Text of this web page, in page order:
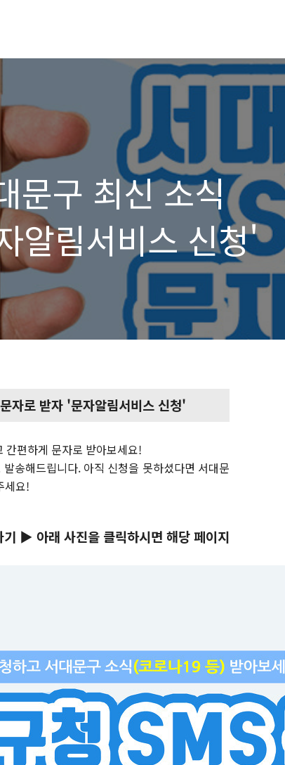
문구 최신 소식
알림서비스 신청'
자로 받자 '문자알림서비스 신청'
간편하게 문자로 받아보세요!
송해드립니다. 아직 신청을 못하셨다면 서대문
세요!
▶ 아래 사진을 클릭하시면 해당 페이지